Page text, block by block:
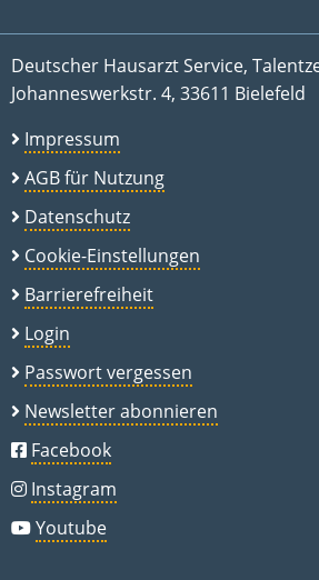
Deutscher Hausarzt Service,
Johanneswerkstr. 4, 33611 Bielefeld
Impressum
AGB für Nutzung
Datenschutz
Cookie-Einstellungen
Barrierefreiheit
Login
Passwort vergessen
Newsletter abonnieren
Facebook
Instagram
Youtube